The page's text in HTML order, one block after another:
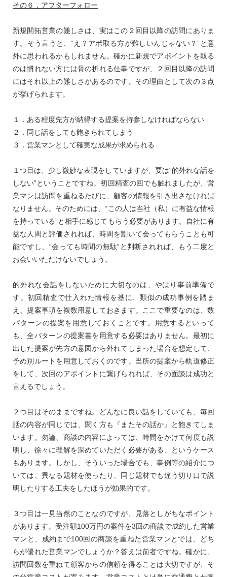
その６．アフターフォロー
新規開拓営業の難しさは、実はこの２回目以降の訪問にありま
す。そう言うと、“え？アポ取る方が難しいんじゃない？”と意
外に思われるかもしれません。確かに新規でアポイントを取る
のは慣れない方には骨の折れる仕事ですが、２回目以降の訪問
にはそれ以上の難しさがあるのです。その理由として次の３点
が挙げられます。
１．ある程度先方が納得する提案を持参しなければならない
２．同じ話をしても飽きられてしまう
３．営業マンとして確実な成果が求められる
１つ目は、少し微妙な表現をしていますが、要は“的外れな話を
しない”ということですね。初回精査の回でも触れましたが、営
業マンは訪問を重ねるたびに、顧客の情報を引き出さなければ
なりません。そのためには、“この人は当社（私）に有益な情報
を持っている”と相手に感じてもらう必要があります。自社に有
益な人間と評価されれば、時間を割いて会ってもらうことも可
能ですし、“会っても時間の無駄”と判断されれば、もう二度と
お会いいただけないでしょう。
的外れな会話をしないために大切なのは、やはり事前準備で
す。初回精査で仕入れた情報を基に、類似の成功事例を踏ま
え、提案事項を複数用意しておきます。ここで重要なのは、数
パターンの提案を用意しておくことです。用意するといって
も、全パターンの提案書を用意する必要はありません。最初に
出した提案が先方の意図から外れてしまった場合を想定して、
予め別ルートを用意しておくのです。当所の提案から軌道修正
をして、次回のアポイントに繋げられれば、その面談は成功と
言えるでしょう。
２つ目はそのままですね。どんなに良い話をしていても、毎回
話の内容が同じでは、聞く方も『またその話か』と飽きてしま
います。勿論、商談の内容によっては、時間をかけて何度も説
明し、徐々に理解を深めていただく必要がある、というケース
もあります。しかし、そういった場合でも、事例等の紹介につ
いては、異なる題材を使ったり、同じ題材でも違う切り口で説
明したりする工夫をしたほうが効果的です。
３つ目は一見当然のことなのですが、見落としがちなポイント
があります。受注額100万円の案件を3回の商談で成約した営業
マンと、成約まで100回の商談を重ねた営業マンとでは、どち
らが優れた営業マンでしょうか？答えは前者ですね。確かに、
訪問回数を重ねて顧客からの信頼を得ることは大切ですが、そ